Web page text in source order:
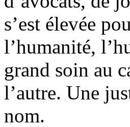
s’est élevée
l’humanité,
grand soin au
l’autre. Une
nom.